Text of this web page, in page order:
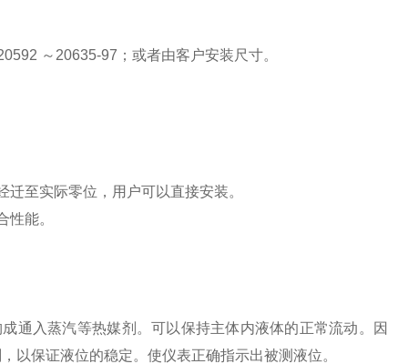
～20635-97；或者由客户安装尺寸。
至实际零位，用户可以直接安装。
性能。
通入蒸汽等热媒剂。可以保持主体内液体的正常流动。因
以保证液位的稳定。使仪表正确指示出被测液位。